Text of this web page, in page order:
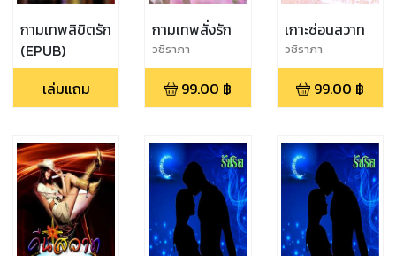
กามเทพลิขิตรัก
(EPUB)
เล่มแถม
กามเทพสั่งรัก
วชิราภา
99.00 ฿
เกาะซ่อนสวาท
วชิราภา
99.00 ฿